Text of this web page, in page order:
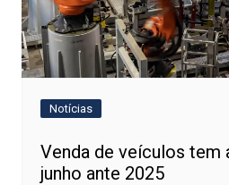
Notícias
Venda de veículos tem
junho ante 2025